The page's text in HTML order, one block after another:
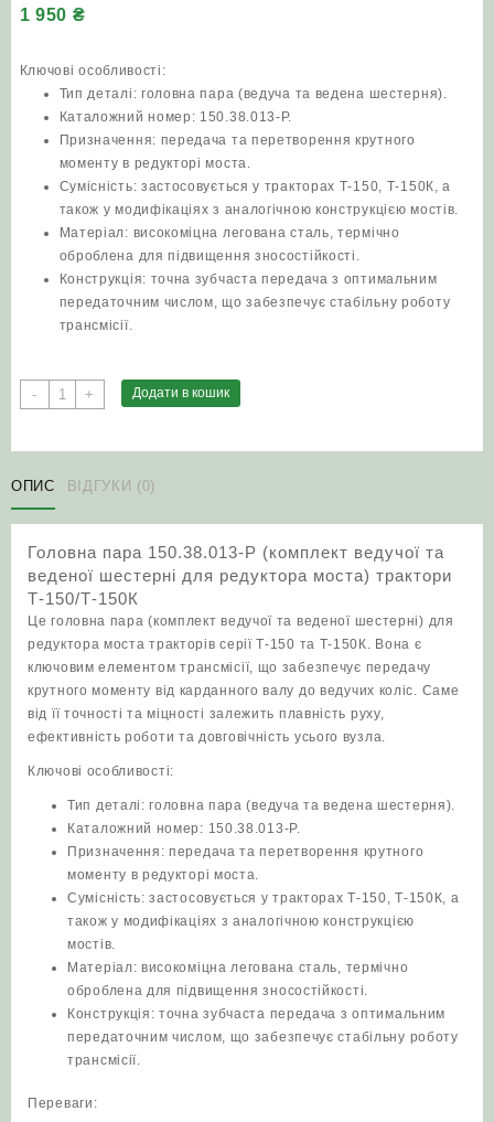
1 950 ₴
Ключові особливості:
Тип деталі: головна пара (ведуча та ведена шестерня).
Каталожний номер: 150.38.013-Р.
Призначення: передача та перетворення крутного
моменту в редукторі моста.
Сумісність: застосовується у тракторах Т‑150, Т‑150К, а
також у модифікаціях з аналогічною конструкцією мостів.
Матеріал: високоміцна легована сталь, термічно
оброблена для підвищення зносостійкості.
Конструкція: точна зубчаста передача з оптимальним
передаточним числом, що забезпечує стабільну роботу
трансмісії.
-
Головна
пара
(комплект
ведучої
веденої
шестерні
для
редуктора
моста)
трактори
Т‑150/
Т‑150К
кількість
+ Додати в кошик
ОПИС ВІДГУКИ (0)
Головна пара 150.38.013-Р (комплект ведучої та
веденої шестерні для редуктора моста) трактори
Т‑150/Т‑150К
Це головна пара (комплект ведучої та веденої шестерні) для
редуктора моста тракторів серії Т‑150 та Т‑150К. Вона є
ключовим елементом трансмісії, що забезпечує передачу
крутного моменту від карданного валу до ведучих коліс. Саме
від її точності та міцності залежить плавність руху,
ефективність роботи та довговічність усього вузла.
Ключові особливості:
Тип деталі: головна пара (ведуча та ведена шестерня).
Каталожний номер: 150.38.013-Р.
Призначення: передача та перетворення крутного
моменту в редукторі моста.
Сумісність: застосовується у тракторах Т‑150, Т‑150К, а
також у модифікаціях з аналогічною конструкцією
мостів.
Матеріал: високоміцна легована сталь, термічно
оброблена для підвищення зносостійкості.
Конструкція: точна зубчаста передача з оптимальним
передаточним числом, що забезпечує стабільну роботу
трансмісії.
Переваги: